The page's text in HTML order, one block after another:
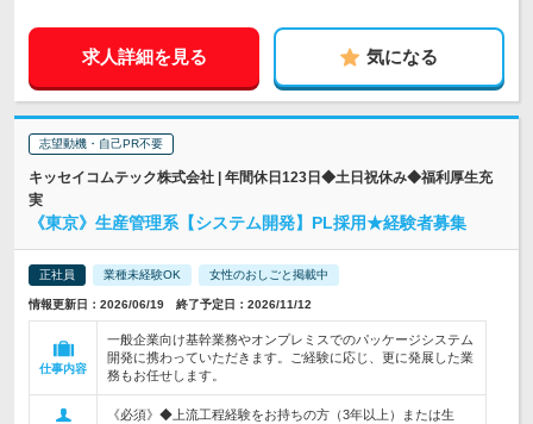
求人詳細を見る 気になる
志望動機・自己PR不要
キッセイコムテック株式会社 | 年間休日123日◆土日祝休み◆福利厚生充
実
《東京》生産管理系【システム開発】PL採用★経験者募集
正社員 業種未経験OK 女性のおしごと掲載中
情報更新日：2026/06/19 終了予定日：2026/11/12
仕事内容
一般企業向け基幹業務やオンプレミスでのパッケージシステム
開発に携わっていただきます。ご経験に応じ、更に発展した業
務もお任せします。
《必須》◆上流工程経験をお持ちの方（3年以上）または生